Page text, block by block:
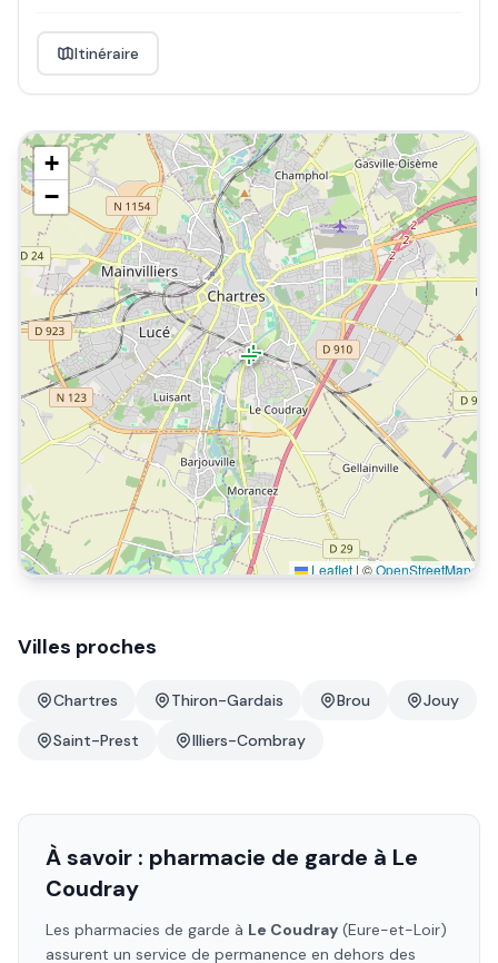
Itinéraire
+
−
Leaflet | ©OpenStreetMap
Villes proches
Chartres Thiron-Gardais Brou
Jouy
Saint-Prest
Illiers-Combray
À savoir : pharmacie de garde à Le
Coudray
Les pharmacies de garde à Le Coudray (Eure-et-Loir)
assurent un service de permanence en dehors des